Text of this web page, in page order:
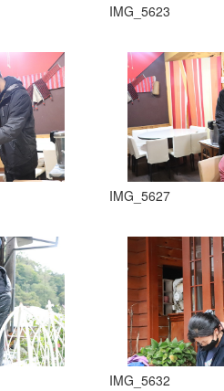
IMG_5623
IMG_5627
IMG_5632